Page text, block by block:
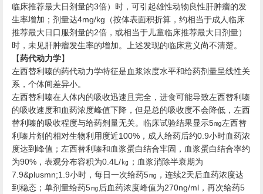
临床推荐最大日剂量的3倍）时，可引起雄性动物良性肝肿瘤的发
生率增加；剂量达4mg/kg
（按体表面积折算，约相当于成人临床
推荐最大日口服剂量的2倍，或相当于儿童临床推荐最大日剂量）
时，未见肝肿瘤发生率的增加。上述发现的临床意义尚不清楚。
【药代动力学】
左西替利嗪的药代动力学特征是血浆浓度水平和给药剂量呈线性关
系，个体间差异小。
左西替利嗪在人体内的吸收迅速且完全，进食可能导致左西替利嗪
的吸收速度和血药浓度峰值下降，但是总的吸收度不会降低，左西
替利嗪的吸收程度与给药剂量无关。临床试验结果显示5㎎左西替
利嗪片剂的相对生物利用度近100% ，成人给药后约0.9小时血药浓
度达到峰值；左西替利嗪和血浆蛋白结合牢固，血浆蛋白结合率约
为90% ，表观分布容积为0.4L/㎏；血浆消除半衰期为
7.9&plusmn;1.9小时，每日一次给药5㎎，连续2天后血药浓度达
到稳态；单剂量给药5㎎后血药浓度峰值为270ng/ml ，再次给药5